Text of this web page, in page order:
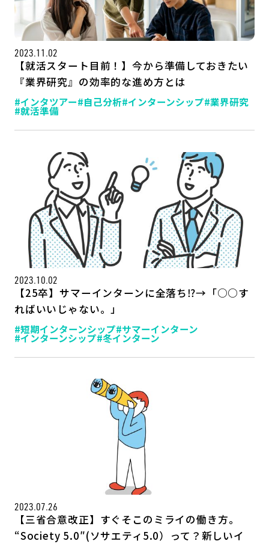
2023.11.02
【就活スタート目前！】今から準備しておきたい
『業界研究』の効率的な進め方とは
#インタツアー#自己分析#インターンシップ#業界研究
#就活準備
2023.10.02
【25卒】サマーインターンに全落ち⁉→「○○す
ればいいじゃない。」
#短期インターンシップ#サマーインターン
#インターンシップ#冬インターン
2023.07.26
【三省合意改正】すぐそこのミライの働き方。
“Society 5.0″(ソサエティ5.0）って？新しいイ